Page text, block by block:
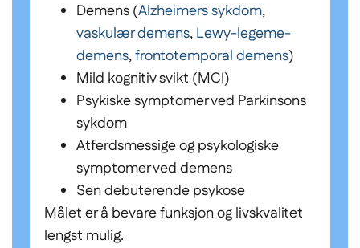
Demens (Alzheimers sykdom,
vaskulær demens,Lewy-legeme-
demens,frontotemporal demens)
Mild kognitiv svikt (MCI)
Psykiske symptomer ved Parkinsons
sykdom
Atferdsmessige og psykologiske
symptomer ved demens
Sen debuterende psykose
Målet er å bevare funksjon og livskvalitet
lengst mulig.